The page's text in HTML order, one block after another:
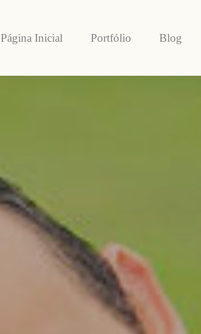
Página Inicial Portfólio Blog